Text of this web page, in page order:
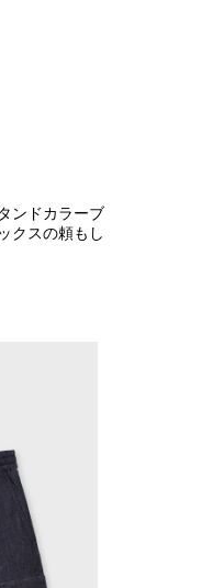
ンドカラーブ
クスの頼もし